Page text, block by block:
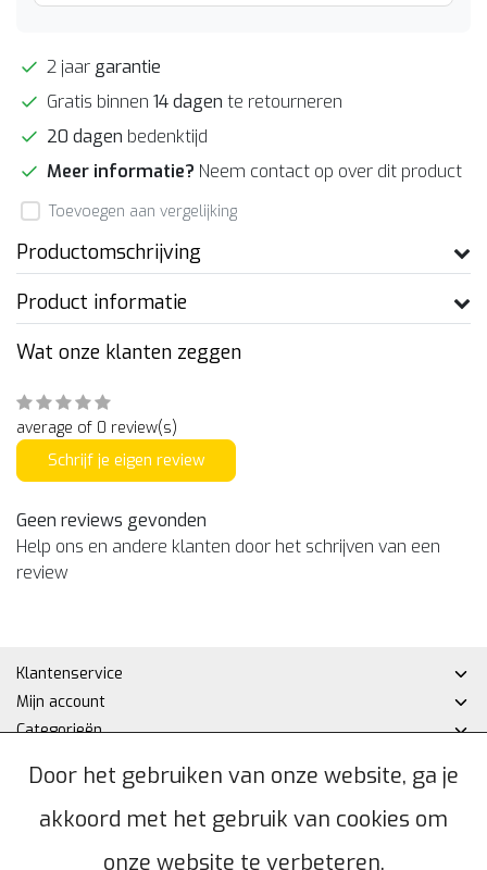
2 jaar garantie
Gratis binnen 14 dagen te retourneren
20 dagen bedenktijd
Meer informatie? Neem contact op over dit product
Toevoegen aan vergelijking
Productomschrijving
Product informatie
Wat onze klanten zeggen
average of 0 review(s)
Schrijf je eigen review
Geen reviews gevonden
Help ons en andere klanten door het schrijven van een
review
Klantenservice
Mijn account
Categorieën
© Copyright 2026 - Hakan DHZ | Realisatie InStijl Media
Door het gebruiken van onze website, ga je
akkoord met het gebruik van cookies om
onze website te verbeteren.